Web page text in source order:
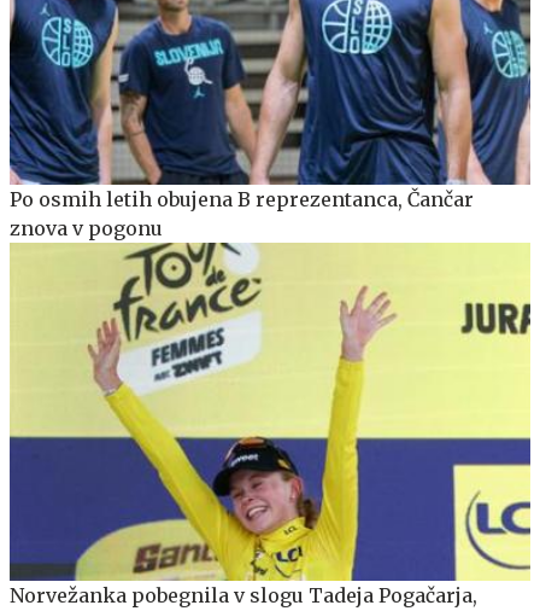
Po osmih letih obujena B reprezentanca, Čančar
znova v pogonu
Norvežanka pobegnila v slogu Tadeja Pogačarja,